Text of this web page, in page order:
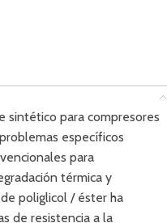
sintético para compresores
específicos
para
térmica y
poliglicol / éster ha
de resistencia a la